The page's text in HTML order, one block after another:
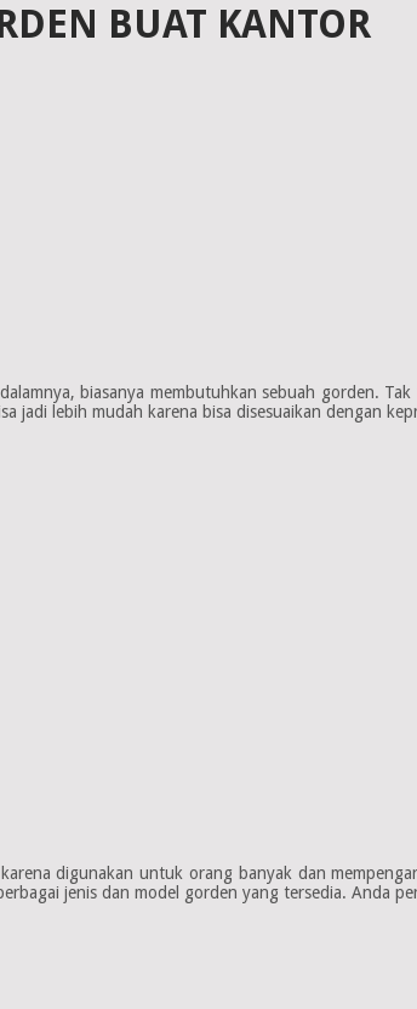
BUAT KANTOR
biasanya membutuhkan sebuah gorden.
lebih mudah karena bisa disesuaikan dengan
digunakan untuk orang banyak dan
jenis dan model gorden yang tersedia. Anda